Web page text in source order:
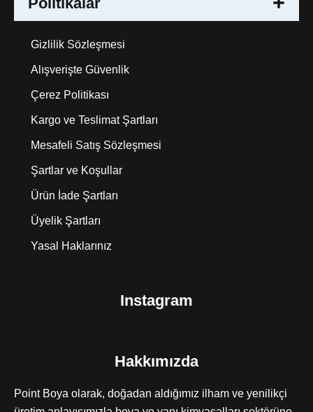
Hakkımızda
Point Boya olarak, doğadan aldığımız ilham ve yenilikçi
Gizlilik Sözleşmesi
Alışverişte Güvenlik
Çerez Politikası
Kargo ve Teslimat Şartları
Mesafeli Satış Sözleşmesi
Şartlar ve Koşullar
Ürün İade Şartları
Üyelik Şartları
Yasal Haklarınız
Instagram